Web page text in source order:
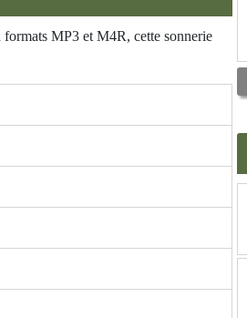
MP3 et M4R, cette sonnerie